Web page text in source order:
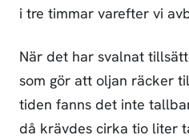
i tre timmar varefter vi
När det har svalnat
som gör att oljan räcker
tiden fanns det inte
då krävdes cirka tio liter